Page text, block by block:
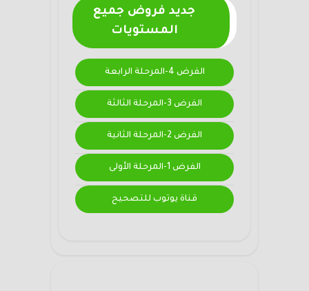
جديد فروض جميع
المستويات
الفرض 4-المرحلة الرابعة
الفرض 3-المرحلة الثالثة
الفرض 2-المرحلة الثانية
الفرض 1-المرحلة الأولى
قناة يوتوب للتصحيح